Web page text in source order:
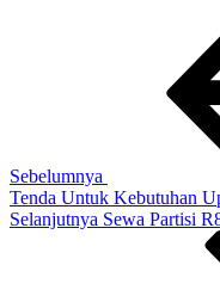
Sebelumnya
Tenda Untuk Kebutuhan
Pos
Selanjutnya Sewa Partisi